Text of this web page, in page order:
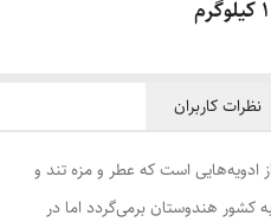
نظرات کاربران
ادویه‌هایی است که عطر و مزه تند و
کشور هندوستان برمی‌گردد اما در